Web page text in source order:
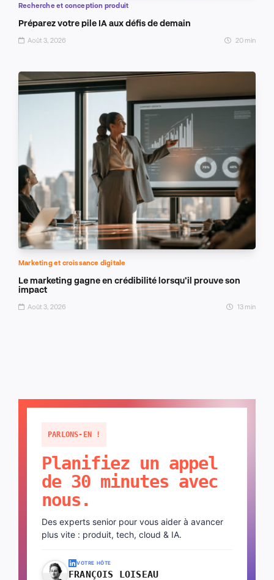
Recherche et conception produit
Préparez votre pile IA aux défis de demain
Août 3, 2026 20 min
Marketing et croissance digitale
Le marketing gagne en crédibilité lorsqu’il prouve son
impact
Août 3, 2026 13 min
PARLONS-EN !
Planifiez un appel
de 30 minutes avec
nous.
Des experts senior pour vous aider à avancer
plus vite : produit, tech, cloud & IA.
VOTRE HÔTE
FRANÇOIS LOISEAU